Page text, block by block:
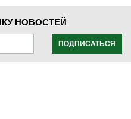
НОВОСТЕЙ
ПОДПИСАТЬСЯ